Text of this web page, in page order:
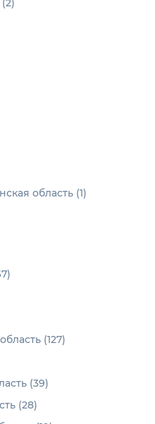
область (1)
(127)
(39)
(28)